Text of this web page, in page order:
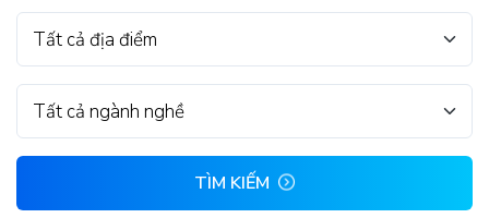
Tất cả địa điểm
Tất cả ngành nghề
TÌM KIẾM